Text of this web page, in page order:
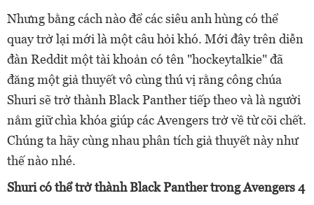
Nhưng bằng cách nào để các siêu anh hùng có thể
quay trở lại mới là một câu hỏi khó. Mới đây trên diễn
đàn Reddit một tài khoản có tên "hockeytalkie" đã
đăng một giả thuyết vô cùng thú vị rằng công chúa
Shuri sẽ trở thành Black Panther tiếp theo và là người
nắm giữ chìa khóa giúp các Avengers trở về từ cõi chết.
Chúng ta hãy cùng nhau phân tích giả thuyết này như
thế nào nhé.
Shuri có thể trở thành Black Panther trong Avengers 4